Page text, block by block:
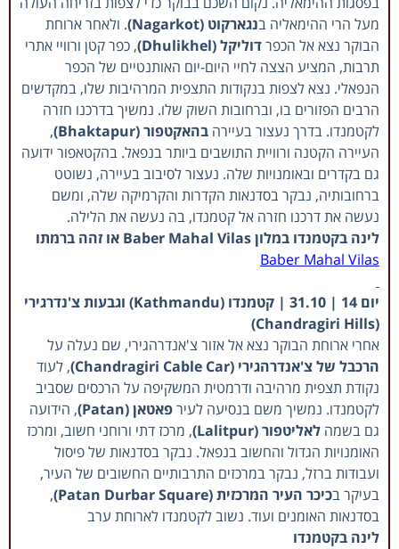
מעל הרי ההימאליה בנגארקוט (Nagarkot)
. ולאחר ארוחת
הבוקר נצא אל הכפרדוליקל (Dhulikhel)
, כפר קטן ורוויי אתרי
תרבות, המציע הצצה לחיי היום-יום האותנטיים של הכפר
הנפאלי. נצא לצפות בנקודות התצפית המרהיבות שלו, במקדשים
הרבים הפזורים בו, וברחובות השוק שלו. נמשיך בדרכנו חזרה
לקטמנדו. בדרך נעצור בעיירה בהאקטפור (Bhaktapur)
,
העיירה הקטנה ורוויית התושבים ביותר בנפאל. בהקטאפור ידועה
גם בקדרים ובאומנויות שלה. נעצור לסיבוב בעיירה, נשוטט
ברחובותיה, נבקר בסדנאות הקדרות והקרמיקה שלה, ומשם
נעשה את דרכנו חזרה אל קטמנדו, בה נעשה את הלילה.
לינה בקטמנדו במלון Baber Mahal Vilas או זהה ברמתו
Baber Mahal Vilas
יום 14 | 31.10 | קטמנדו (Kathmandu) וגבעות צ'נדרגירי
(Chandragiri Hills)
אחרי ארוחת הבוקר נצא אל אזור צ'אנדרהגירי, שם נעלה על
הרכבל של צ'אנדרהגירי (Chandragiri Cable Car)
, לעוד
נקודת תצפית מרהיבה ודרמטית המשקיפה על הרכסים שסביב
לקטמנדו. נמשיך משם בנסיעה לעירפאטאן (Patan)
, הידועה
גם בשמה לאליטפור (Lalitpur)
, מרכז דתי ורוחני חשוב, ומרכז
האומנויות הגדול והחשוב בנפאל. נבקר בסדנאות של פיסול
ועבודות ברזל, נבקר במרכזים התרבותיים החשובים של העיר,
בעיקר בכיכר העיר המרכזית (Patan Durbar Square)
,
בסדנאות האומנים ועוד. נשוב לקטמנדו לארוחת ערב
לינה בקטמנדו